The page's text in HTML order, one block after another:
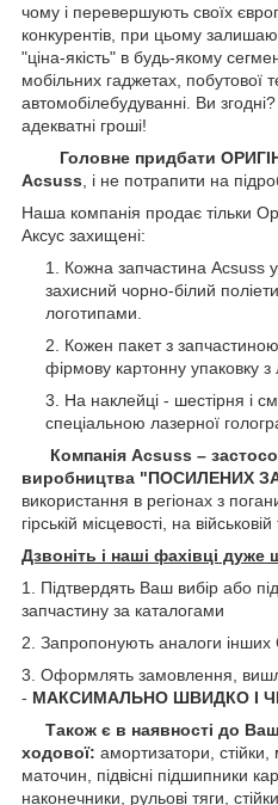
чому і перевершують своїх
конкурентів, при цьому
"ціна-якість" в будь-якому
мобільних гаджетах, побутової
автомобілебудуванні. Ви
адекватні гроші!
Головне придбати
Acsuss , і не потрапити на
Наша компанія продає тільки
Аксус захищені:
Кожна запчастина Acsuss
захисний чорно-білий
логотипами.
Кожен пакет з
фірмову картонну упаковку з
На наклейці - шестірня і
спеціальною лазерної
Компанія Acsuss –
виробництва "ПОСИЛЕНИХ
використання в регіонах з
гірській місцевості, на військовій
Дзвоніть і наші фахівці дуже
1. Підтвердять Ваш вибір або
запчастину за каталогами
2. Запропонують аналоги
3. Оформлять замовлення,
- МАКСИМАЛЬНО ШВИДКО І
Також є в наявності до
ходової: амортизатори, стійки,
маточин, підвісні підшипники
наконечники, рульові тяги,